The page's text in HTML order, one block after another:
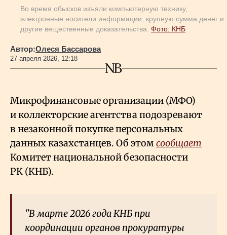
Life & Arts
О нас
Во время обысков изъяли компьютерную технику,
электронные носители информации, крупную сумма денег и
другие вещественные доказательства. Фото: КНБ
Автор:Олеся Бассарова
27 апреля 2026, 12:18
Микрофинансовые организации (МФО)
и коллекторские агентства подозревают
в незаконной покупке персональных
данных казахстанцев. Об этомсообщает
Комитет национальной безопасности
РК (КНБ).
"В марте 2026 года КНБ при
координации органов прокуратуры